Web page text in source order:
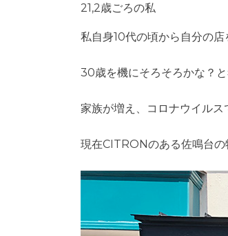
21,2歳ごろの私
私自身10代の頃から自分の
30歳を機にそろそろかな？と
家族が増え、コロナウイル
現在CITRONのある佐鳴台の